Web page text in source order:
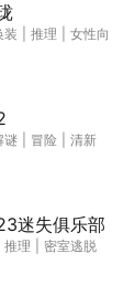
装 推理
女性向
谜 冒险
清新
迷失俱乐部
推理
密室逃脱